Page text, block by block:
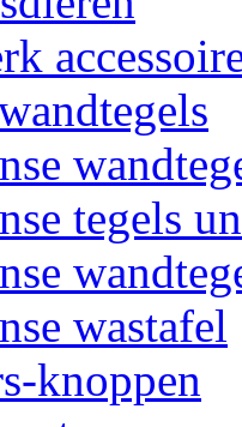
tegels
wastafel
knoppen